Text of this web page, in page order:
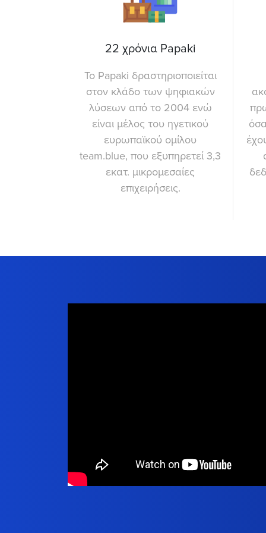
22 χρόνια Papaki
Το Papaki δραστηριοποιείται
στον κλάδο των ψηφιακών
λύσεων από το 2004 ενώ
είναι μέλος του ηγετικού
ευρωπαϊκού ομίλου
team.blue, που εξυπηρετεί 3,3
εκατ. μικρομεσαίες
επιχειρήσεις.